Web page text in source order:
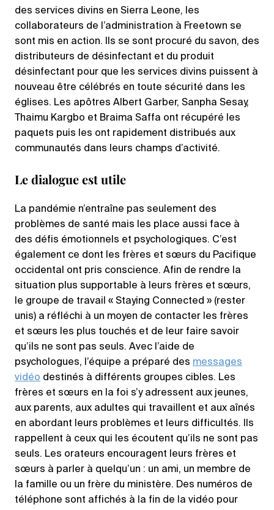
des services divins en Sierra Leone, les
collaborateurs de l’administration à Freetown se
sont mis en action. Ils se sont procuré du savon, des
distributeurs de désinfectant et du produit
désinfectant pour que les services divins puissent à
nouveau être célébrés en toute sécurité dans les
églises. Les apôtres Albert Garber, Sanpha Sesay,
Thaimu Kargbo et Braima Saffa ont récupéré les
paquets puis les ont rapidement distribués aux
communautés dans leurs champs d’activité.
Le dialogue est utile
La pandémie n’entraîne pas seulement des
problèmes de santé mais les place aussi face à
des défis émotionnels et psychologiques. C’est
également ce dont les frères et sœurs du Pacifique
occidental ont pris conscience. Afin de rendre la
situation plus supportable à leurs frères et sœurs,
le groupe de travail « Staying Connected » (rester
unis) a réfléchi à un moyen de contacter les frères
et sœurs les plus touchés et de leur faire savoir
qu’ils ne sont pas seuls. Avec l’aide de
psychologues, l’équipe a préparé des messages
vidéo destinés à différents groupes cibles. Les
frères et sœurs en la foi s’y adressent aux jeunes,
aux parents, aux adultes qui travaillent et aux aînés
en abordant leurs problèmes et leurs difficultés. Ils
rappellent à ceux qui les écoutent qu’ils ne sont pas
seuls. Les orateurs encouragent leurs frères et
sœurs à parler à quelqu’un : un ami, un membre de
la famille ou un frère du ministère. Des numéros de
téléphone sont affichés à la fin de la vidéo pour